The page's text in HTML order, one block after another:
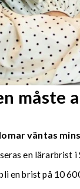
måste
väntas
en lärarbrist i
en brist på 10